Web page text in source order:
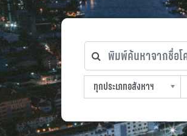
พิมพ์ค้นหาจากชื่อโครง
ทุกประเภทอสังหาฯ
ทุกประเภทอสังหาฯ
ทุกทำเลที่ตั้ง
ทุกสถานีรถไฟฟ้า
ทุกช่วงราคา